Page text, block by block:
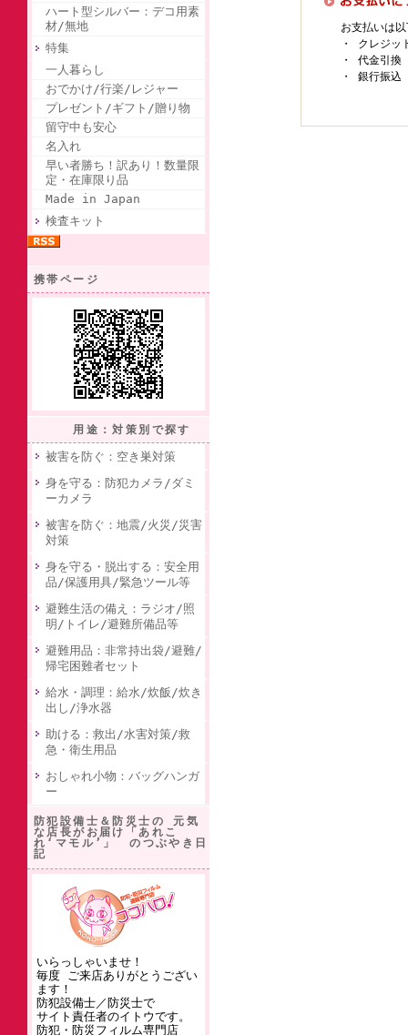
ハート型シルバー：デコ用素
材/無地
特集
一人暮らし
おでかけ/行楽/レジャー
プレゼント/ギフト/贈り物
留守中も安心
名入れ
早い者勝ち！訳あり！数量限
定・在庫限り品
Made in Japan
検査キット
携帯ページ
用途：対策別で探す
被害を防ぐ：空き巣対策
身を守る：防犯カメラ/ダミ
ーカメラ
被害を防ぐ：地震/火災/災害
対策
身を守る・脱出する：安全用
品/保護用具/緊急ツール等
避難生活の備え：ラジオ/照
明/トイレ/避難所備品等
避難用品：非常持出袋/避難/
帰宅困難者セット
給水・調理：給水/炊飯/炊き
出し/浄水器
助ける：救出/水害対策/救
急・衛生用品
おしゃれ小物：バッグハンガ
ー
防犯設備士＆防災士の 元気
な店長がお届け「あれこ
れ‘マモル’」 のつぶやき日
記
いらっしゃいませ！
毎度 ご来店ありがとうござい
ます！
防犯設備士／防災士で
サイト責任者のイトウです。
防犯・防災フィルム専門店
お支払いは
・ クレジッ
・ 代金引換
・ 銀行振込